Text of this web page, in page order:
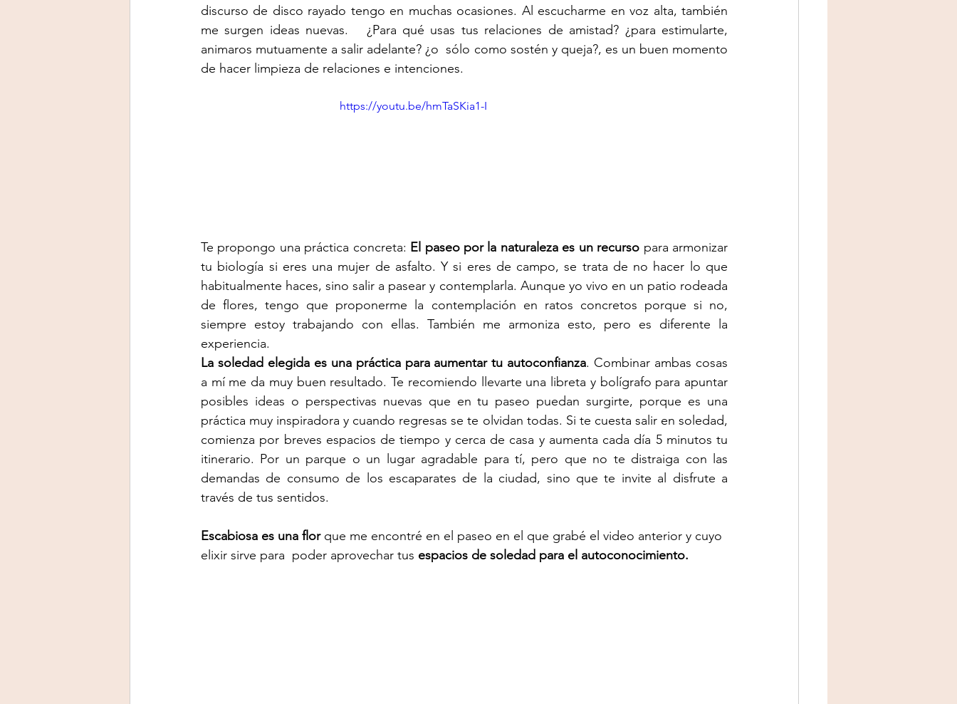
discurso de disco rayado tengo en muchas ocasiones. Al escucharme en voz alta, también
me surgen ideas nuevas.   ¿Para qué usas tus relaciones de amistad? ¿para estimularte,
animaros mutuamente a salir adelante? ¿o  sólo como sostén y queja?, es un buen momento
de hacer limpieza de relaciones e intenciones.
https://youtu.be/hmTaSKia1-I
Te propongo una práctica concreta: El paseo por la naturaleza es un recurso para armonizar
tu biología si eres una mujer de asfalto. Y si eres de campo, se trata de no hacer lo que
habitualmente haces, sino salir a pasear y contemplarla. Aunque yo vivo en un patio rodeada
de flores, tengo que proponerme la contemplación en ratos concretos porque si no,
siempre estoy trabajando con ellas. También me armoniza esto, pero es diferente la
experiencia.
La soledad elegida es una práctica para aumentar tu autoconfianza. Combinar ambas cosas
a mí me da muy buen resultado. Te recomiendo llevarte una libreta y bolígrafo para apuntar
posibles ideas o perspectivas nuevas que en tu paseo puedan surgirte, porque es una
práctica muy inspiradora y cuando regresas se te olvidan todas. Si te cuesta salir en soledad,
comienza por breves espacios de tiempo y cerca de casa y aumenta cada día 5 minutos tu
itinerario. Por un parque o un lugar agradable para tí, pero que no te distraiga con las
demandas de consumo de los escaparates de la ciudad, sino que te invite al disfrute a
través de tus sentidos.
Escabiosa es una flor que me encontré en el paseo en el que grabé el video anterior y cuyo
elixir sirve para  poder aprovechar tus espacios de soledad para el autoconocimiento.